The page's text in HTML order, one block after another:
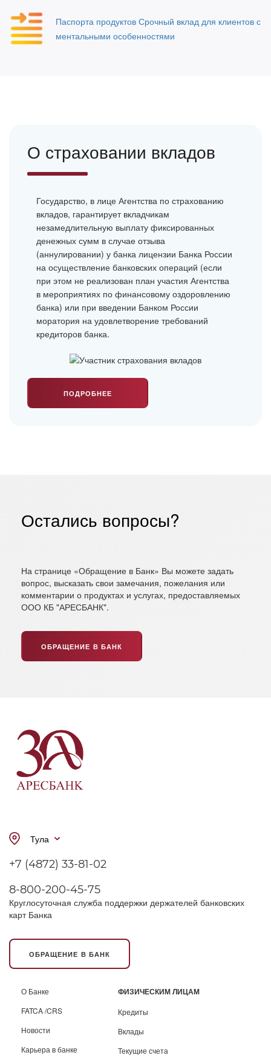
Паспорта продуктов Срочный вклад для клиентов с
ментальными особенностями
О страховании вкладов
Государство, в лице Агентства по страхованию
вкладов, гарантирует вкладчикам
незамедлительную выплату фиксированных
денежных сумм в случае отзыва
(аннулировании) у банка лицензии Банка России
на осуществление банковских операций (если
при этом не реализован план участия Агентства
в мероприятиях по финансовому оздоровлению
банка) или при введении Банком России
моратория на удовлетворение требований
кредиторов банка.
ПОДРОБНЕЕ
Остались вопросы?
На странице «Обращение в Банк» Вы можете задать
вопрос, высказать свои замечания, пожелания или
комментарии о продуктах и услугах, предоставляемых
ООО КБ "АРЕСБАНК".
ОБРАЩЕНИЕ В БАНК
Тула
+7 (4872) 33-81-02
8-800-200-45-75
Круглосуточная служба поддержки держателей банковских
карт Банка
ОБРАЩЕНИЕ В БАНК
О Банке
FATCA /CRS
Новости
Карьера в банке
ФИЗИЧЕСКИМ ЛИЦАМ
Кредиты
Вклады
Текущие счета